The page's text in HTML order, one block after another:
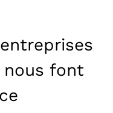
font